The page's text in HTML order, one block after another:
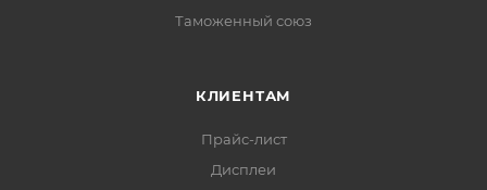
Таможенный союз
КЛИЕНТАМ
Прайс-лист
Дисплеи